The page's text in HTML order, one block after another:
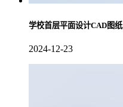
学校首层平面设计CAD图纸
2024-12-23